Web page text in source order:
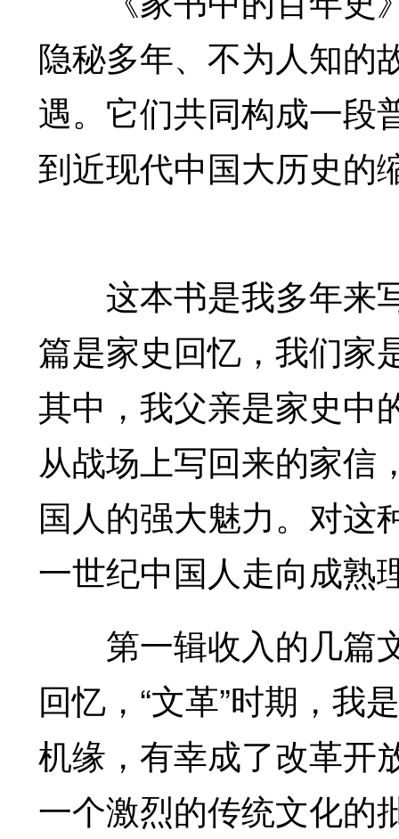
隐秘多年、不为人知的
遇。它们共同构成一段
到近现代中国大历史的
这本书是我多年来
篇是家史回忆，我们家
其中，我父亲是家史中
从战场上写回来的家信
国人的强大魅力。对这
一世纪中国人走向成熟
第一辑收入的几篇
回忆，“文革”时期，我
机缘，有幸成了改革开
一个激烈的传统文化的